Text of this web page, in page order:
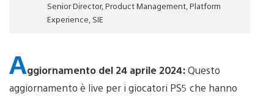
Senior Director, Product Management, Platform
Experience, SIE
Aggiornamento del 24 aprile 2024:Questo
aggiornamento è live per i giocatori PS5 che hanno